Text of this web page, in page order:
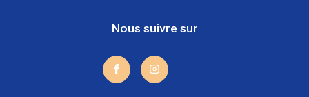
Nous suivre sur